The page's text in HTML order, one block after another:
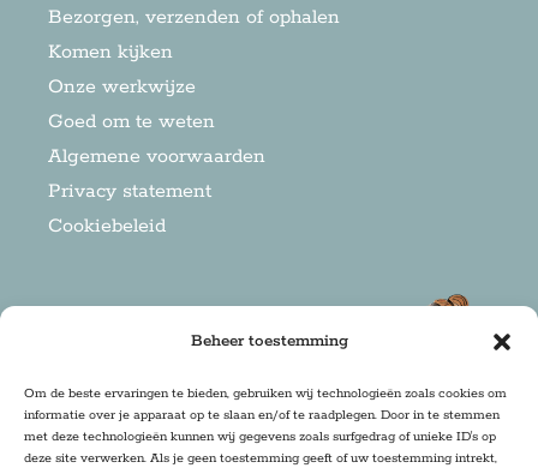
Beheer toestemming
Om de beste ervaringen te bieden, gebruiken wij technologieën zoals cookies om
informatie over je apparaat op te slaan en/of te raadplegen. Door in te stemmen
met deze technologieën kunnen wij gegevens zoals surfgedrag of unieke ID's op
deze site verwerken. Als je geen toestemming geeft of uw toestemming intrekt,
Bezorgen, verzenden of ophalen
Komen kijken
Onze werkwijze
Goed om te weten
Algemene voorwaarden
Privacy statement
Cookiebeleid